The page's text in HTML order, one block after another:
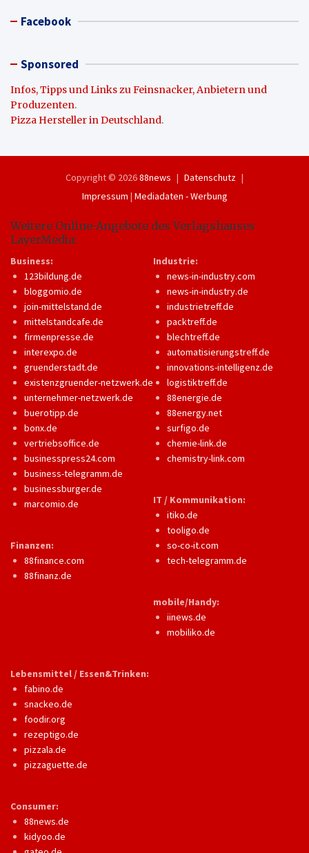
Facebook
Sponsored
Infos, Tipps und Links zu Feinsnacker, Anbietern und
Produzenten.
Pizza Hersteller in Deutschland.
Copyright © 202688news
Datenschutz
Impressum | Mediadaten - Werbung
Weitere Online-Angebote des Verlagshauses
LayerMedia:
Business:
123bildung.de
bloggomio.de
join-mittelstand.de
mittelstandcafe.de
firmenpresse.de
interexpo.de
gruenderstadt.de
existenzgruender-netzwerk.de
unternehmer-netzwerk.de
buerotipp.de
bonx.de
vertriebsoffice.de
businesspress24.com
business-telegramm.de
businessburger.de
marcomio.de
Finanzen:
88finance.com
88finanz.de
Industrie:
news-in-industry.com
news-in-industry.de
industrietreff.de
packtreff.de
blechtreff.de
automatisierungstreff.de
innovations-intelligenz.de
logistiktreff.de
88energie.de
88energy.net
surfigo.de
chemie-link.de
chemistry-link.com
IT / Kommunikation:
itiko.de
tooligo.de
so-co-it.com
tech-telegramm.de
mobile/Handy:
iinews.de
mobiliko.de
Lebensmittel / Essen&Trinken:
fabino.de
snackeo.de
foodir.org
rezeptigo.de
pizzala.de
pizzaguette.de
Consumer:
88news.de
kidyoo.de